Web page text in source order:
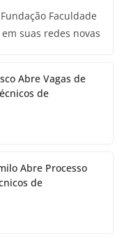
Faculdade
suas redes novas
Abre Vagas de
de
Abre Processo
de